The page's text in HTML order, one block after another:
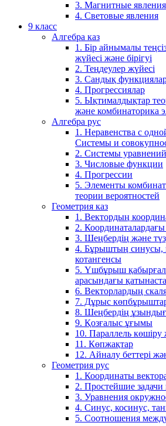
3. Магнитные явления
4. Световые явления
9 класс
Алгебра каз
1. Бір айнымалы
жүйесі және бірігуі
2. Теңдеулер жүйесі
3. Сандық
4. Прогрессиялар
5. Ықтималдықтар
және комбинаторика
Алгебра рус
1. Неравенства с
Системы и
2. Системы уравнений
3. Числовые функции
4. Прогрессии
5. Элементы
теории вероятностей
Геометрия каз
1. Вектордың
2.
3. Шеңбердің және
4. Бұрыштың синусы,
котангенсы
5. Үшбұрыш
арасындағы
6. Векторлардың
7. Дұрыс
8. Шеңбердің
9. Қозғалыс ұғымы
10. Параллель
11. Көпжақтар
12. Айналу беттері
Геометрия рус
1. Координаты
2. Простейшие задачи
3. Уравнения
4. Синус, косинус,
5. Соотношения